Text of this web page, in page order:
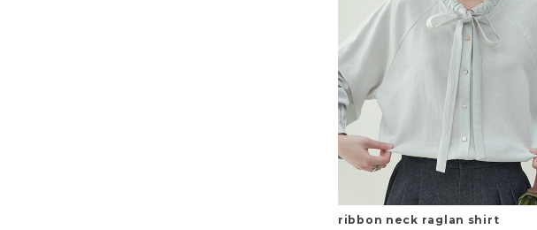
ribbon neck raglan shirt